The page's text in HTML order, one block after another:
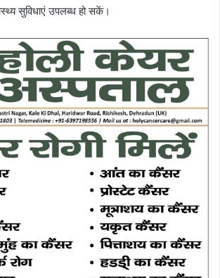
सुविधाएं उपलब्ध हो सकें।